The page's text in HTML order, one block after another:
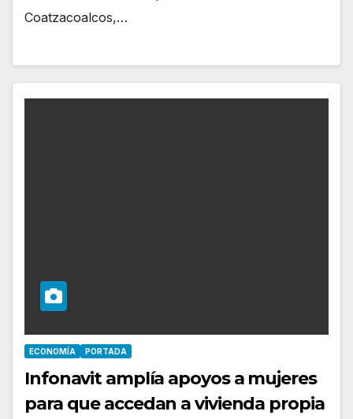
Coatzacoalcos,…
ECONOMÍA PORTADA
Infonavit amplía apoyos a mujeres
para que accedan a vivienda propia